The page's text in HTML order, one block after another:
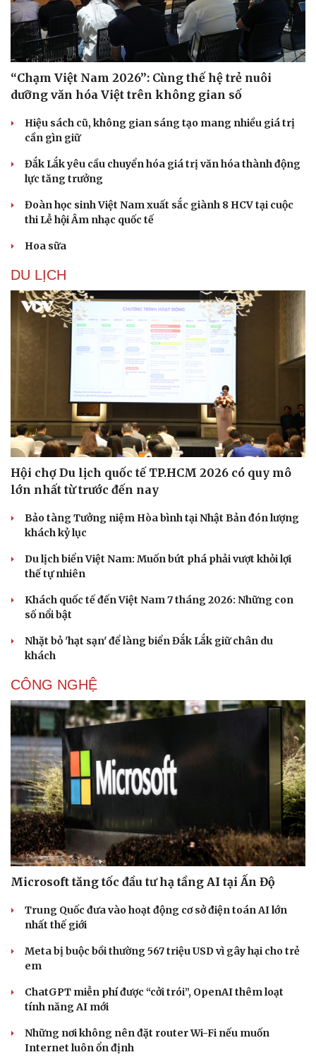
Sân khấu - Điện ảnh
Âm nhạc
Di sản
“Chạm Việt Nam 2026”: Cùng thế hệ trẻ nuôi
dưỡng văn hóa Việt trên không gian số
Hiệu sách cũ, không gian sáng tạo mang nhiều giá trị
cần gìn giữ
Đắk Lắk yêu cầu chuyển hóa giá trị văn hóa thành động
lực tăng trưởng
Đoàn học sinh Việt Nam xuất sắc giành 8 HCV tại cuộc
thi Lễ hội Âm nhạc quốc tế
Hoa sữa
DU LỊCH
Hội chợ Du lịch quốc tế TP.HCM 2026 có quy mô
lớn nhất từ trước đến nay
Bảo tàng Tưởng niệm Hòa bình tại Nhật Bản đón lượng
khách kỷ lục
Du lịch biển Việt Nam: Muốn bứt phá phải vượt khỏi lợi
thế tự nhiên
Khách quốc tế đến Việt Nam 7 tháng 2026: Những con
số nổi bật
Nhặt bỏ 'hạt sạn' để làng biển Đắk Lắk giữ chân du
khách
CÔNG NGHỆ
Microsoft tăng tốc đầu tư hạ tầng AI tại Ấn Độ
Trung Quốc đưa vào hoạt động cơ sở điện toán AI lớn
nhất thế giới
Meta bị buộc bồi thường 567 triệu USD vì gây hại cho trẻ
em
ChatGPT miễn phí được “cởi trói”, OpenAI thêm loạt
tính năng AI mới
Những nơi không nên đặt router Wi-Fi nếu muốn
Internet luôn ổn định